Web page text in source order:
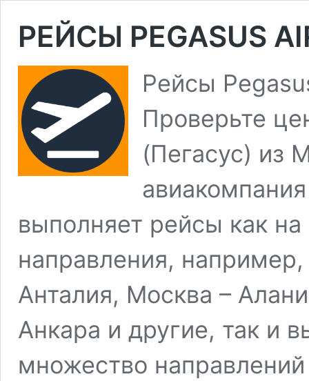
РЕЙСЫ PEGASUS
Рейсы
Проверьте
(Пегасус) из
выполняет рейсы как
направления,
Анталия, Москва –
Анкара и другие, так и
множество